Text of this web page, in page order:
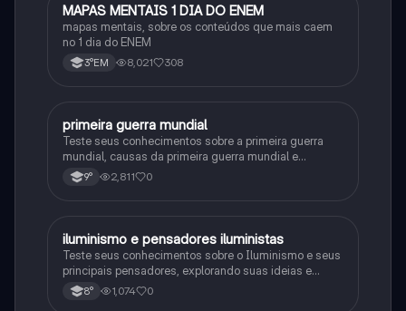
Português
MAPAS MENTAIS 1 DIA DO ENEM
mapas mentais, sobre os conteúdos que mais caem
no 1 dia do ENEM
3°EM 8,021 308
História
primeira guerra mundial
Teste seus conhecimentos sobre a primeira guerra
mundial, causas da primeira guerra mundial e
consequências da Primeira Guerra Mundial, fases da
primeira guerra mundial
9° 2,811 0
História
iluminismo e pensadores iluministas
Teste seus conhecimentos sobre o Iluminismo e seus
principais pensadores, explorando suas ideias e
impacto histórico.
8° 1,074 0